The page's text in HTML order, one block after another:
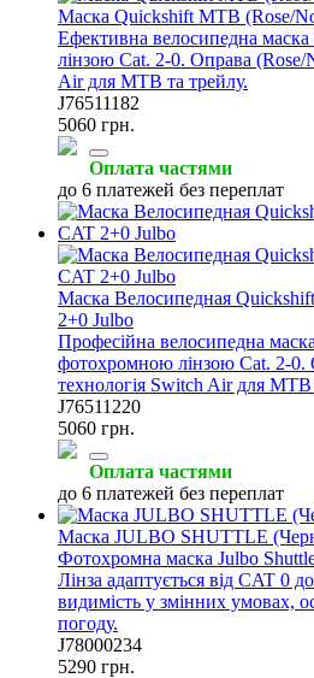
Маска Quickshift MTB (Rose/
Ефективна велосипедна
лінзою Cat. 2-0. Оправа (Rose/
Air для MTB та трейлу.
J76511182
5060 грн.
Оплата частями
до 6 платежей без переплат
Маска Велосипедная
2+0 Julbo
Професійна велосипедна
фотохромною лінзою Cat. 2-0.
технологія Switch Air для MTB
J76511220
5060 грн.
Оплата частями
до 6 платежей без переплат
Маска JULBO SHUTTLE
Фотохромна маска Julbo
Лінза адаптується від CAT 0
видимість у змінних умовах,
погоду.
J78000234
5290 грн.